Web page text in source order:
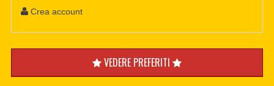
Crea account
VEDERE PREFERITI